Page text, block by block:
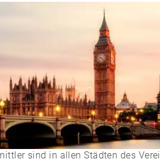
sind in allen Städten des